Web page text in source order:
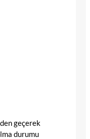
geçerek
durumu